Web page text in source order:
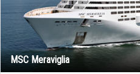
MSC Meraviglia